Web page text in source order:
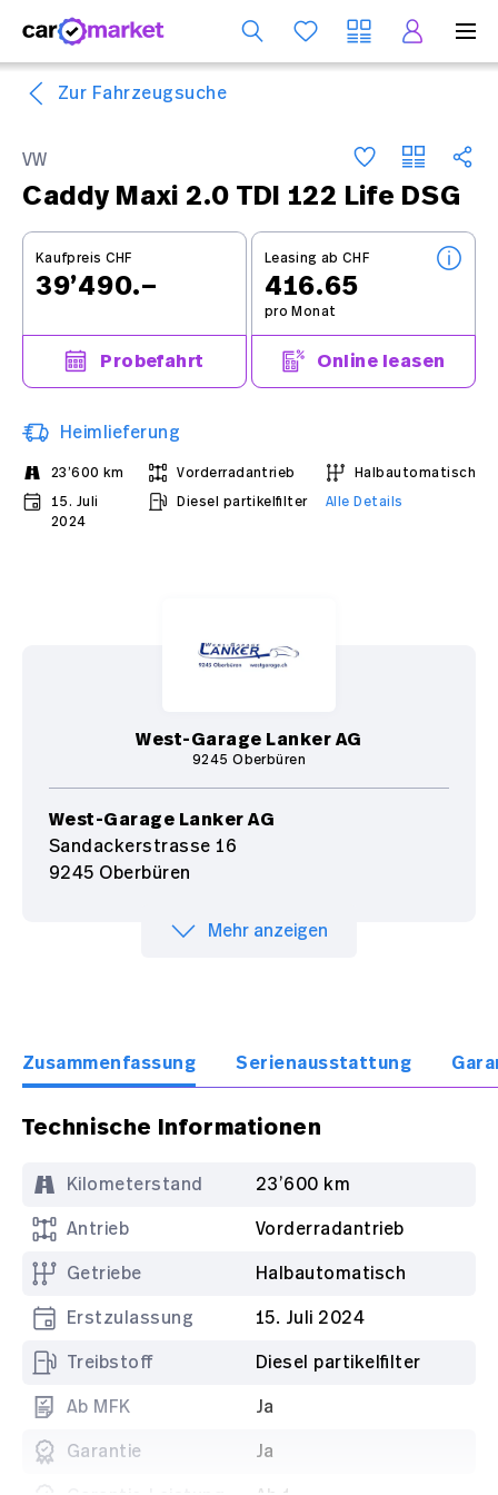
Zur Fahrzeugsuche
VW
Caddy Maxi 2.0 TDI 122 Life DSG
Kaufpreis CHF
39’490.–
Probefahrt
Leasing ab CHF
416.65
pro Monat
Online leasen
Heimlieferung
23’600 km Vorderradantrieb
Halbautomatisch
15. Juli
2024
Diesel partikelfilter Alle Details
West-Garage Lanker AG
9245 Oberbüren
West-Garage Lanker AG
Sandackerstrasse 16
9245 Oberbüren
Mehr anzeigen
Zusammenfassung Serienausstattung
Technische Informationen
Kilometerstand
23’600 km
Antrieb
Vorderradantrieb
Getriebe
Halbautomatisch
Erstzulassung
15. Juli 2024
Treibstoff
Diesel partikelfilter
Ab MFK
Ja
Garantie
Ja